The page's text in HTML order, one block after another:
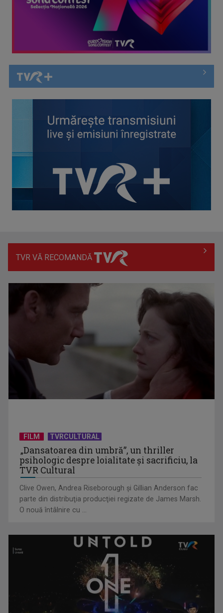
Alexandra Căpitănescu va reprezenta România la Eurovision
Eurovision 2026
"Punctul pe AZI": Maia Sandu, în Polonia și la Consiliul
TVR VĂ RECOMANDĂ
FILM TVRCULTURAL
„Dansatoarea din umbră”, un thriller
psihologic despre loialitate și sacrificiu, la
TVR Cultural
Clive Owen, Andrea Riseborough şi Gillian Anderson fac
parte din distribuţia producţiei regizate de James Marsh.
O nouă întâlnire cu ...